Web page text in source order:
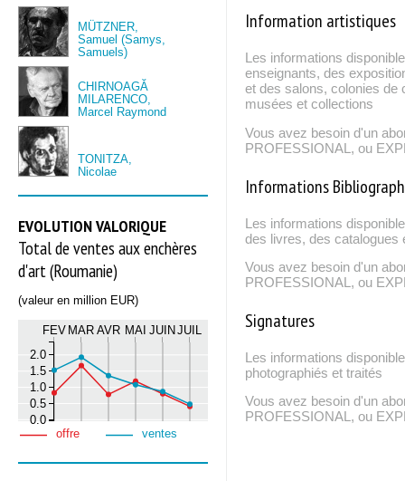
MÜTZNER,
Samuel (Samys,
Samuels)
CHIRNOAGĂ
MILARENCO,
Marcel Raymond
TONITZA,
Nicolae
EVOLUTION VALORIQUE
Total de ventes aux enchères
d'art (Roumanie)
(valeur en million EUR)
FEV MAR AVR MAI JUIN JUIL
0.0
0.5
1.0
1.5
2.0
offre ventes
Information artistiques
Les informations
enseignants, des
et des salons, colonies de
musées et collections
Vous avez besoin d'un
PROFESSIONAL, ou
Informations
Les informations
des livres, des catalogues
Vous avez besoin d'un
PROFESSIONAL, ou
Signatures
Les informations
photographiés et traités
Vous avez besoin d'un
PROFESSIONAL, ou